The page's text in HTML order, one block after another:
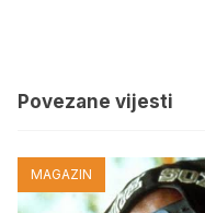
Povezane vijesti
MAGAZIN